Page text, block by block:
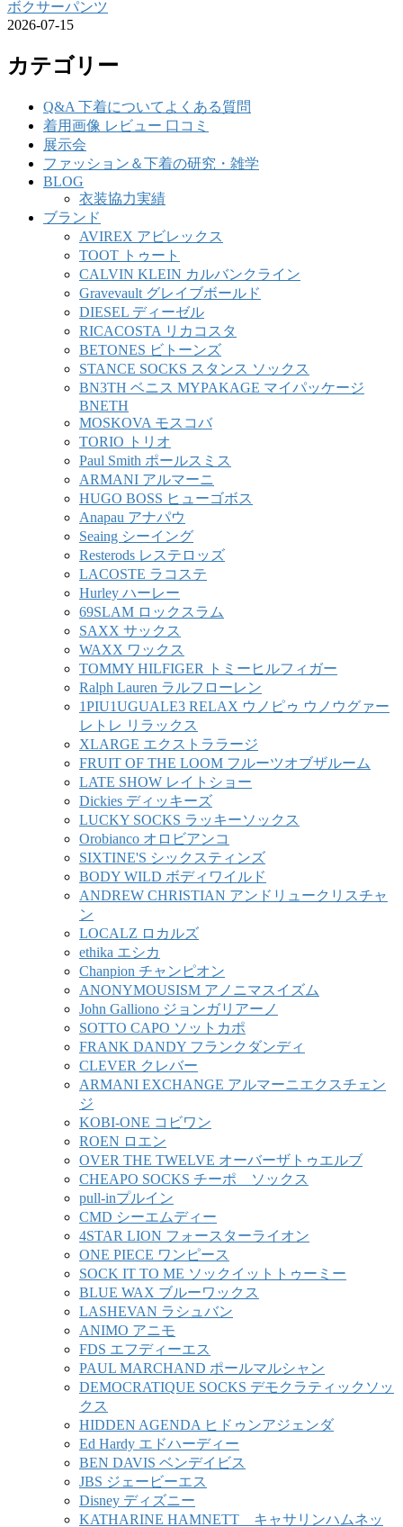
ボクサーパンツ
2026-07-15
カテゴリー
Q&A 下着についてよくある質問
着用画像 レビュー 口コミ
展示会
ファッション＆下着の研究・雑学
BLOG
衣装協力実績
ブランド
AVIREX アビレックス
TOOT トゥート
CALVIN KLEIN カルバンクライン
Gravevault グレイブボールド
DIESEL ディーゼル
RICACOSTA リカコスタ
BETONES ビトーンズ
STANCE SOCKS スタンス ソックス
BN3TH ベニス MYPAKAGE マイパッケージ
BNETH
MOSKOVA モスコバ
TORIO トリオ
Paul Smith ポールスミス
ARMANI アルマーニ
HUGO BOSS ヒューゴボス
Anapau アナパウ
Seaing シーイング
Resterods レステロッズ
LACOSTE ラコステ
Hurley ハーレー
69SLAM ロックスラム
SAXX サックス
WAXX ワックス
TOMMY HILFIGER トミーヒルフィガー
Ralph Lauren ラルフローレン
1PIU1UGUALE3 RELAX ウノピゥ ウノウグァー
レトレ リラックス
XLARGE エクストララージ
FRUIT OF THE LOOM フルーツオブザルーム
LATE SHOW レイトショー
Dickies ディッキーズ
LUCKY SOCKS ラッキーソックス
Orobianco オロビアンコ
SIXTINE'S シックスティンズ
BODY WILD ボディワイルド
ANDREW CHRISTIAN アンドリュークリスチャ
ン
LOCALZ ロカルズ
ethika エシカ
Chanpion チャンピオン
ANONYMOUSISM アノニマスイズム
John Galliono ジョンガリアーノ
SOTTO CAPO ソットカポ
FRANK DANDY フランクダンディ
CLEVER クレバー
ARMANI EXCHANGE アルマーニエクスチェン
ジ
KOBI-ONE コビワン
ROEN ロエン
OVER THE TWELVE オーバーザトゥエルブ
CHEAPO SOCKS チーポ ソックス
pull-inプルイン
CMD シーエムディー
4STAR LION フォースターライオン
ONE PIECE ワンピース
SOCK IT TO ME ソックイットトゥーミー
BLUE WAX ブルーワックス
LASHEVAN ラシュバン
ANIMO アニモ
FDS エフディーエス
PAUL MARCHAND ポールマルシャン
DEMOCRATIQUE SOCKS デモクラティックソッ
クス
HIDDEN AGENDA ヒドゥンアジェンダ
Ed Hardy エドハーディー
BEN DAVIS ベンデイビス
JBS ジェービーエス
Disney ディズニー
KATHARINE HAMNETT キャサリンハムネッ